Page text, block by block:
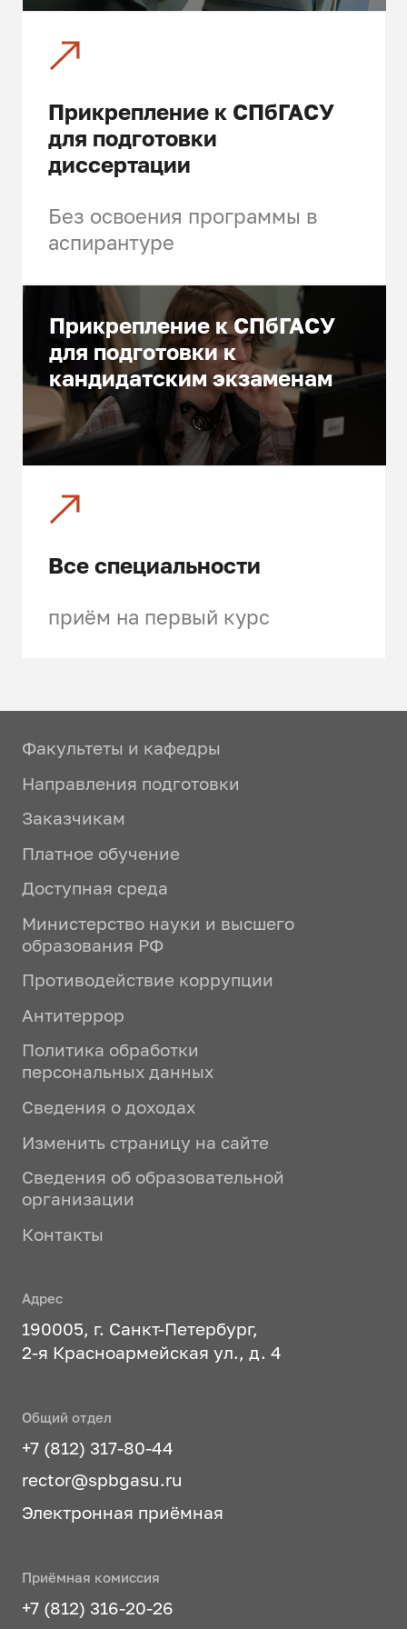
в структурах, где выпускники
являются предпринимателями,
создающими и развивающими
являются предпринимателями,
Прикрепление к СПбГАСУ
для подготовки
диссертации
Без освоения программы в
аспирантуре
Прикрепление к СПбГАСУ
для подготовки к
кандидатским экзаменам
Все специальности
приём на первый курс
Факультеты и кафедры
Направления подготовки
Заказчикам
Платное обучение
Доступная среда
Министерство науки и высшего
образования РФ
Противодействие коррупции
Антитеррор
Политика обработки
персональных данных
Сведения о доходах
Изменить страницу на сайте
Сведения об образовательной
организации
Контакты
Адрес
190005, г. Санкт-Петербург,
2-я Красноармейская ул., д. 4
Общий отдел
+7 (812) 317-80-44
rector@spbgasu.ru
Электронная приёмная
Приёмная комиссия
+7 (812) 316-20-26